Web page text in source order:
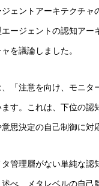
ェントアーキテクチ
ージェントの認知ア
を議論しました。
「注意を向け、モニ
す。これは、下位の
思決定の自己制御に対
管理層がない単純な
べ、メタレベルの自